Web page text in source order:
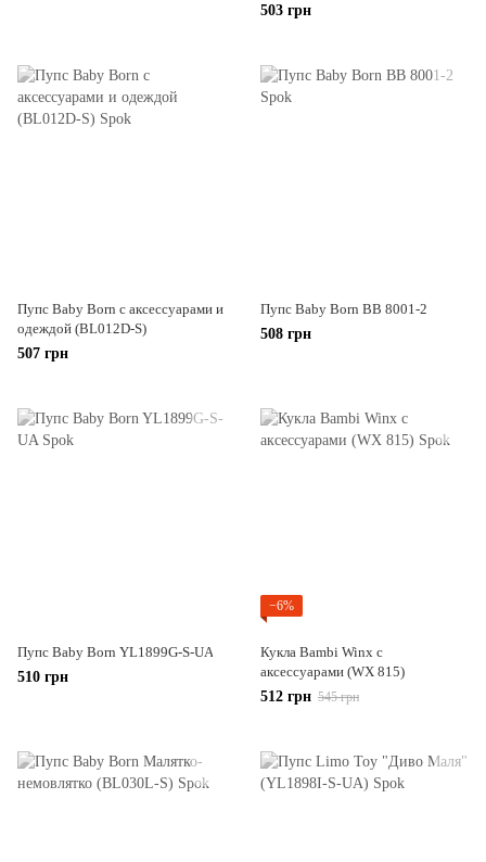
503 грн
Пупс Baby Born с аксессуарами и
одеждой (BL012D-S)
507 грн
Пупс Baby Born BB 8001-2
508 грн
Пупс Baby Born YL1899G-S-UA
510 грн
−6%
Кукла Bambi Winx с
аксессуарами (WX 815)
512 грн 545 грн